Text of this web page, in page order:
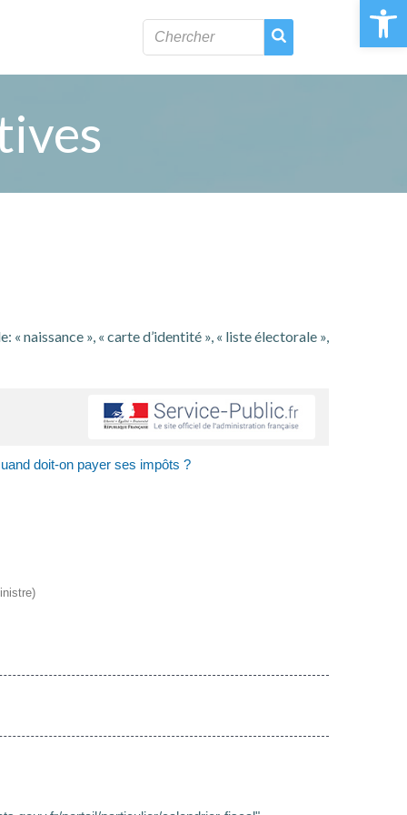
Ouvrir
naissance », « carte d’identité », « liste électorale »,
doit-on payer ses impôts ?